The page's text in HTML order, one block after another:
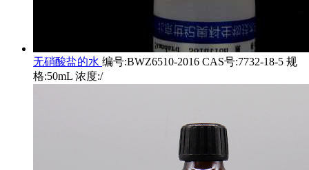
无硝酸盐的水 编号:BWZ6510-2016 CAS号:7732-18-5 规
格:50mL 浓度:/